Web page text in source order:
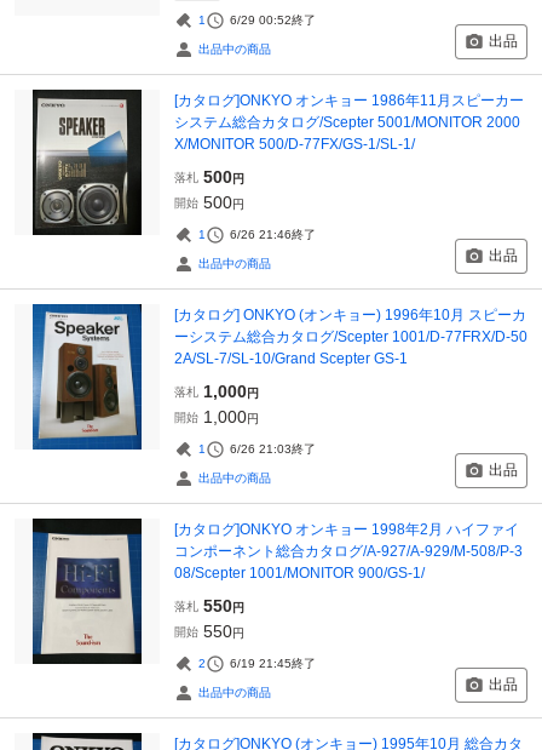
1 6/29 00:52終了
出品中の商品 出品
[カタログ]ONKYO オンキョー 1986年11月スピーカー
システム総合カタログ/Scepter 5001/MONITOR 2000
X/MONITOR 500/D-77FX/GS-1/SL-1/
落札 500円
開始 500円
1 6/26 21:46終了
出品中の商品 出品
[カタログ] ONKYO (オンキョー) 1996年10月 スピーカ
ーシステム総合カタログ/Scepter 1001/D-77FRX/D-50
2A/SL-7/SL-10/Grand Scepter GS-1
落札 1,000円
開始 1,000円
1 6/26 21:03終了
出品中の商品 出品
[カタログ]ONKYO オンキョー 1998年2月 ハイファイ
コンポーネント総合カタログ/A-927/A-929/M-508/P-3
08/Scepter 1001/MONITOR 900/GS-1/
落札 550円
開始 550円
2 6/19 21:45終了
出品中の商品 出品
[カタログ]ONKYO (オンキョー) 1995年10月 総合カタ